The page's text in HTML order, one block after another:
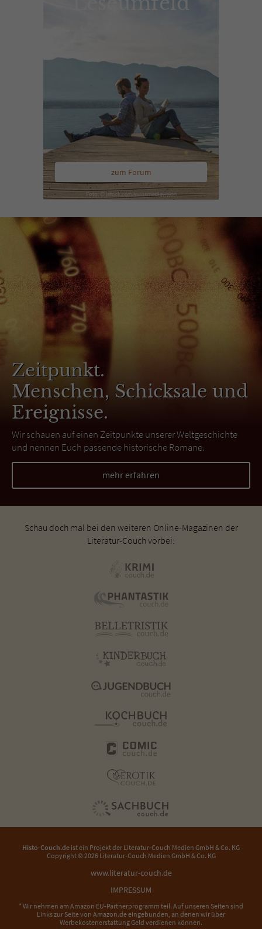
zum Forum
Zeitpunkt.
Menschen, Schicksale und
Ereignisse.
Wir schauen auf einen Zeitpunkte unserer Weltgeschichte
und nennen Euch passende historische Romane.
mehr erfahren
Schau doch mal bei den weiteren Online-Magazinen der
Literatur-Couch vorbei:
Histo-Couch.de ist ein Projekt der Literatur-Couch Medien GmbH & Co. KG
Copyright © 2026 Literatur-Couch Medien GmbH & Co. KG
www.literatur-couch.de
IMPRESSUM
* Wir nehmen am Amazon EU-Partnerprogramm teil. Auf unseren Seiten sind
Links zur Seite von Amazon.de eingebunden, an denen wir über
Werbekostenerstattung Geld verdienen können.